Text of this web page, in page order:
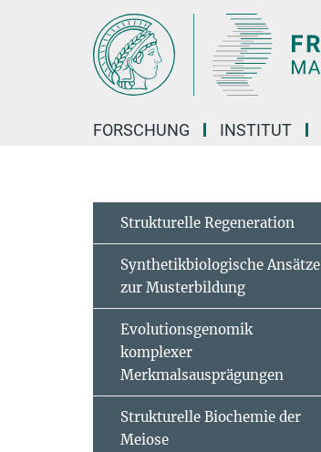
FORSCHUNG INSTITUT
Strukturelle Regeneration
Synthetikbiologische Ansätze
zur Musterbildung
Evolutionsgenomik
komplexer
Merkmalsausprägungen
Strukturelle Biochemie der
Meiose